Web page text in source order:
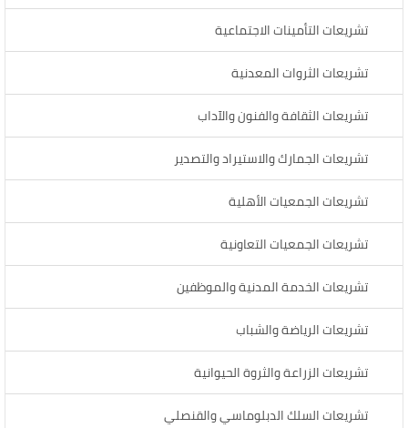
تشريعات التأمينات الاجتماعية
تشريعات الثروات المعدنية
تشريعات الثقافة والفنون والآداب
تشريعات الجمارك والاستيراد والتصدير
تشريعات الجمعيات الأهلية
تشريعات الجمعيات التعاونية
تشريعات الخدمة المدنية والموظفين
تشريعات الرياضة والشباب
تشريعات الزراعة والثروة الحيوانية
تشريعات السلك الدبلوماسي والقنصلي